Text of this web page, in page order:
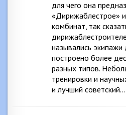
для чего она
«Дирижаблестрое»
комбинат, так
назывались
построено более
разных типов.
тренировки и
и лучший советский…